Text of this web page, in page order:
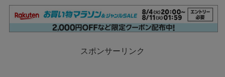
スポンサーリンク